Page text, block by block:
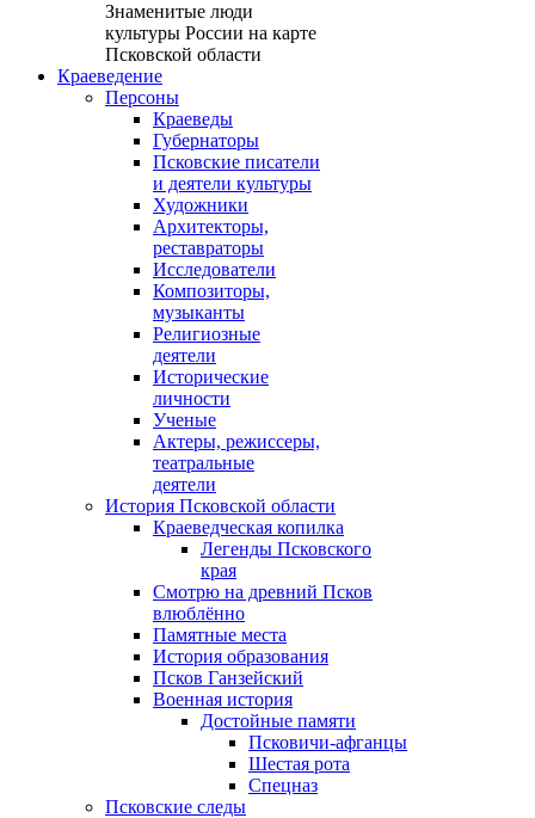
Знаменитые люди
культуры России на карте
Псковской области
Краеведение
Персоны
Краеведы
Губернаторы
Псковские писатели
и деятели культуры
Художники
Архитекторы,
реставраторы
Исследователи
Композиторы,
музыканты
Религиозные
деятели
Исторические
личности
Ученые
Актеры, режиссеры,
театральные
деятели
История Псковской области
Краеведческая копилка
Легенды Псковского
края
Смотрю на древний Псков
влюблённо
Памятные места
История образования
Псков Ганзейский
Военная история
Достойные памяти
Псковичи-афганцы
Шестая рота
Спецназ
Псковские следы